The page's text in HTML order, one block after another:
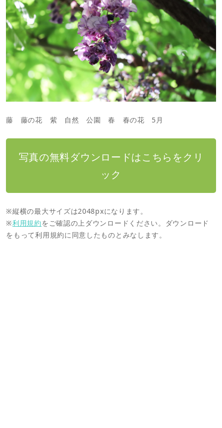
藤 藤の花 紫 自然 公園 春 春の花 5月
写真の無料ダウンロードはこちらをクリ
ック
※縦横の最大サイズは2048pxになります。
※利用規約をご確認の上ダウンロードください。ダウンロード
をもって利用規約に同意したものとみなします。